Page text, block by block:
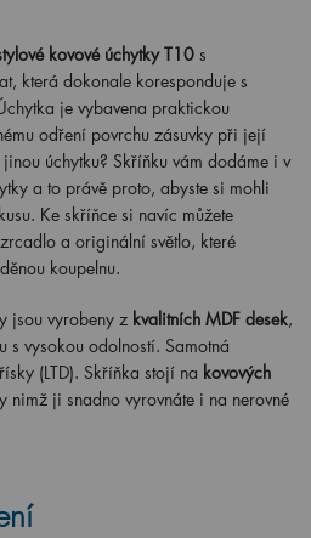
kovové úchytky T10 s
která dokonale koresponduje s
je vybavena praktickou
odření povrchu zásuvky při její
úchytku? Skříňku vám dodáme i v
a to právě proto, abyste si mohli
Ke skříňce si navíc můžete
a originální světlo, které
koupelnu.
jsou vyrobeny z kvalitních MDF desek,
s vysokou odolností. Samotná
(LTD). Skříňka stojí na kovových
nimž ji snadno vyrovnáte i na nerovné